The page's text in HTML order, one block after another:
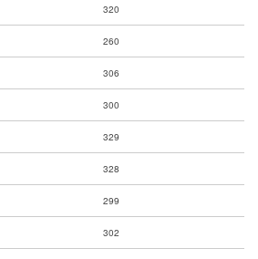
320
260
306
300
329
328
299
302